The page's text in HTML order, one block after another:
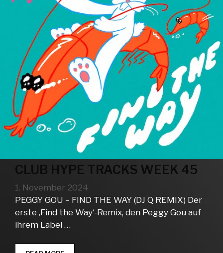
CLUB HYPE TRACKS WEEK 45
1. November 2024
PEGGY GOU – FIND THE WAY (DJ Q REMIX) Der
erste ‚Find the Way‘-Remix, den Peggy Gou auf
ihrem Label …